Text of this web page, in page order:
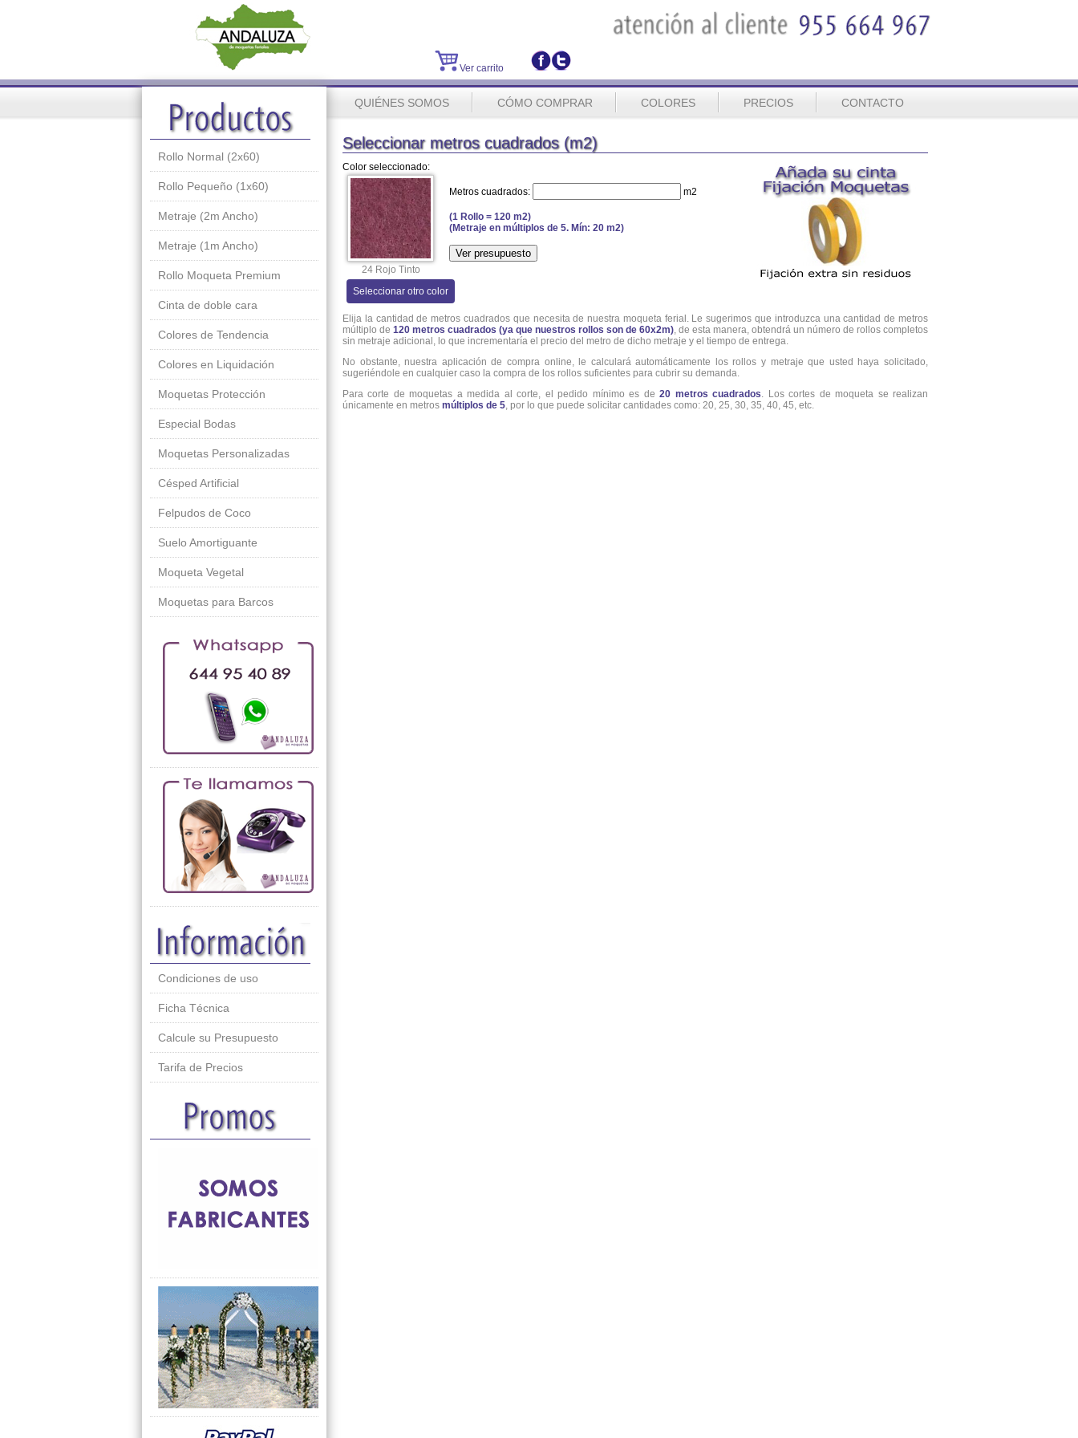
Ver carrito
Rollo Normal (2x60)
Rollo Pequeño (1x60)
Metraje (2m Ancho)
Metraje (1m Ancho)
Rollo Moqueta Premium
Cinta de doble cara
Colores de Tendencia
Colores en Liquidación
Moquetas Protección
Especial Bodas
Moquetas Personalizadas
Césped Artificial
Felpudos de Coco
Suelo Amortiguante
Moqueta Vegetal
Moquetas para Barcos
Condiciones de uso
Ficha Técnica
Calcule su Presupuesto
Tarifa de Precios
QUIÉNES SOMOS CÓMO COMPRAR COLORES PRECIOS CONTACTO
Seleccionar metros cuadrados (m2)
Color seleccionado:
24 Rojo Tinto
Metros cuadrados: m2
(1 Rollo = 120 m2)
(Metraje en múltiplos de 5. Mín: 20 m2)
Seleccionar otro color
Elija la cantidad de metros cuadrados que necesita de nuestra moqueta ferial. Le sugerimos que introduzca una cantidad de metros
múltiplo de 120 metros cuadrados (ya que nuestros rollos son de 60x2m), de esta manera, obtendrá un número de rollos completos
sin metraje adicional, lo que incrementaría el precio del metro de dicho metraje y el tiempo de entrega.
No obstante, nuestra aplicación de compra online, le calculará automáticamente los rollos y metraje que usted haya solicitado,
sugeriéndole en cualquier caso la compra de los rollos suficientes para cubrir su demanda.
Para corte de moquetas a medida al corte, el pedido mínimo es de20 metros cuadrados. Los cortes de moqueta se realizan
únicamente en metros múltiplos de 5, por lo que puede solicitar cantidades como: 20, 25, 30, 35, 40, 45, etc.